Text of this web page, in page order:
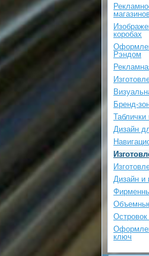
коробах
Рэндом
Бренд-
Таблички
Дизайн
Дизайн и
Островок
ключ